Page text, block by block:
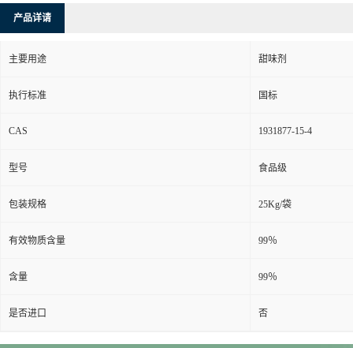
产品详请
主要用途 甜味剂
执行标准 国标
CAS 1931877-15-4
型号 食品级
包装规格 25Kg/袋
有效物质含量 99％
含量 99％
是否进口 否